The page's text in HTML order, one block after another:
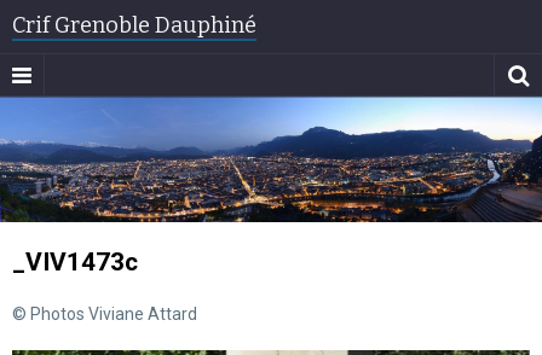
Crif Grenoble Dauphiné
_VIV1473c
© Photos Viviane Attard